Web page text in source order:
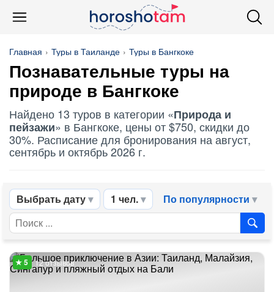
Главная Туры в Таиланде Туры в Бангкоке
Познавательные туры на
природе в Бангкоке
Найдено 13 туров в категории «Природа и
пейзажи» в Бангкоке, цены от $750, скидки до
30%. Расписание для бронирования на август,
сентябрь и октябрь 2026 г.
Выбрать дату 1 чел. По популярности
12 отзывов